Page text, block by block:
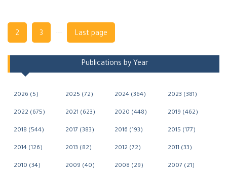
Navigation
2 3 ... Last page
Publications by Year
2026 (5) 2025 (72) 2024 (364) 2023 (381)
2022 (675) 2021 (623) 2020 (448) 2019 (462)
2018 (544) 2017 (383) 2016 (193) 2015 (177)
2014 (126) 2013 (82) 2012 (72) 2011 (33)
2010 (34) 2009 (40) 2008 (29) 2007 (21)